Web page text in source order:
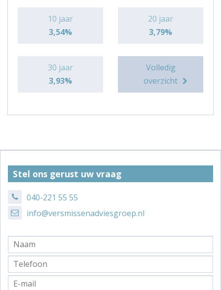
10 jaar
3,54%
20 jaar
3,79%
30 jaar
3,93%
Volledig
overzicht
Stel ons gerust uw vraag
040-221 55 55
info@versmissenadviesgroep.nl